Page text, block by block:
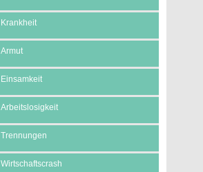
Krankheit
Armut
Einsamkeit
Arbeitslosigkeit
Trennungen
Wirtschaftscrash